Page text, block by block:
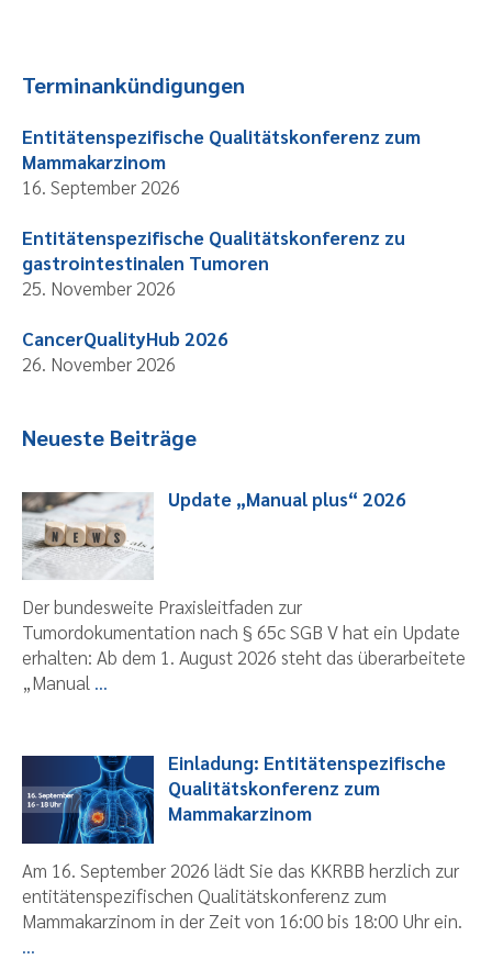
Terminankündigungen
Entitätenspezifische Qualitätskonferenz zum
Mammakarzinom
16. September 2026
Entitätenspezifische Qualitätskonferenz zu
gastrointestinalen Tumoren
25. November 2026
CancerQualityHub 2026
26. November 2026
Neueste Beiträge
Update „Manual plus“ 2026
Der bundesweite Praxisleitfaden zur
Tumordokumentation nach § 65c SGB V hat ein Update
erhalten: Ab dem 1. August 2026 steht das überarbeitete
„Manual ...
Einladung: Entitätenspezifische
Qualitätskonferenz zum
Mammakarzinom
Am 16. September 2026 lädt Sie das KKRBB herzlich zur
entitätenspezifischen Qualitätskonferenz zum
Mammakarzinom in der Zeit von 16:00 bis 18:00 Uhr ein.
...